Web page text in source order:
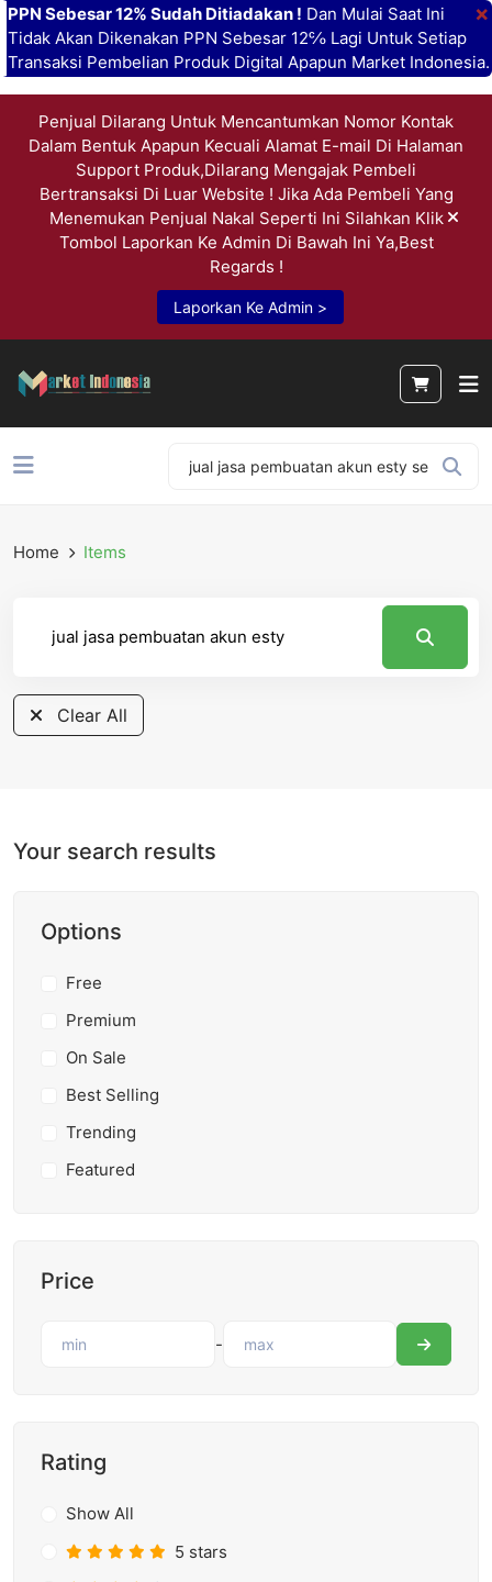
×
PPN Sebesar 12% Sudah Ditiadakan ! Dan Mulai Saat Ini
Tidak Akan Dikenakan PPN Sebesar 12℅ Lagi Untuk Setiap
Transaksi Pembelian Produk Digital Apapun Market Indonesia.
Penjual Dilarang Untuk Mencantumkan Nomor Kontak
Dalam Bentuk Apapun Kecuali Alamat E-mail Di Halaman
Support Produk,Dilarang Mengajak Pembeli
Bertransaksi Di Luar Website ! Jika Ada Pembeli Yang
Menemukan Penjual Nakal Seperti Ini Silahkan Klik
Tombol Laporkan Ke Admin Di Bawah Ini Ya,Best
Regards !
Laporkan Ke Admin >
Home Items
Clear All
Your search results
Options
Free
Premium
On Sale
Best Selling
Trending
Featured
Price
-
Rating
Show All
5 stars